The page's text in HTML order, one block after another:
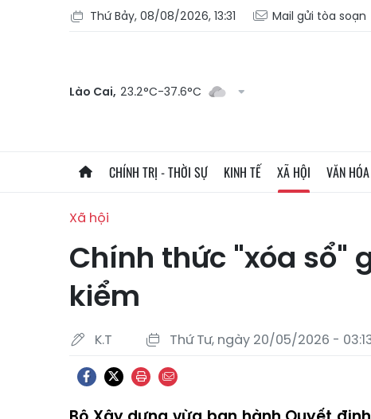
Thứ Bảy, 08/08/2026, 13:31 Mail gửi tòa soạn
Lào Cai, 23.2°C-37.6°C
CHÍNH TRỊ - THỜI SỰ KINH TẾ XÃ HỘI VĂN HÓA
Xã hội
Chính thức "xóa sổ"
kiểm
K.T Thứ Tư, ngày 20/05/2026 -